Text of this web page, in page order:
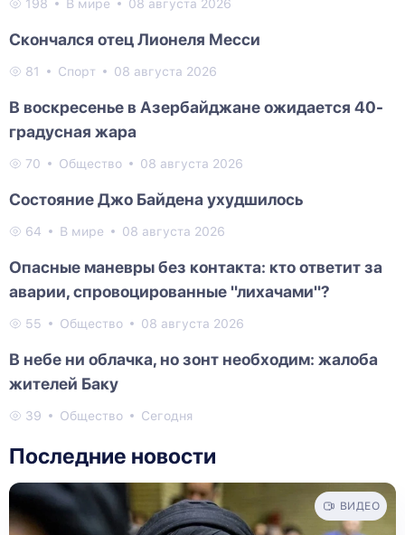
198 В мире 08 августа 2026
Скончался отец Лионеля Месси
81 Спорт 08 августа 2026
В воскресенье в Азербайджане ожидается 40-
градусная жара
70 Общество 08 августа 2026
Состояние Джо Байдена ухудшилось
64 В мире 08 августа 2026
Опасные маневры без контакта: кто ответит за
аварии, спровоцированные "лихачами"?
55 Общество 08 августа 2026
В небе ни облачка, но зонт необходим: жалоба
жителей Баку
39 Общество Сегодня
Последние новости
ВИДЕО